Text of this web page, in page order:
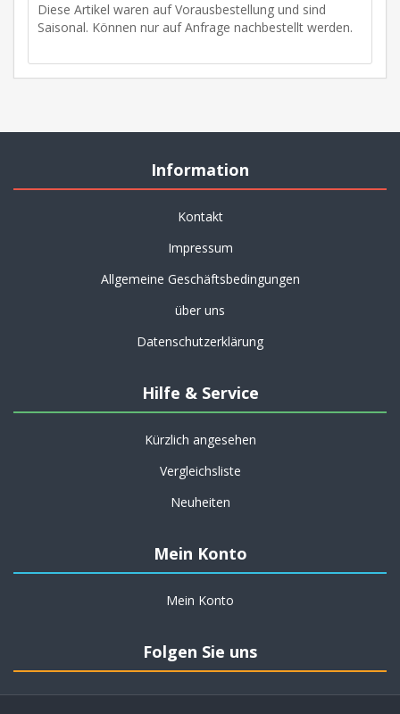
Diese Artikel waren auf Vorausbestellung und sind
Saisonal. Können nur auf Anfrage nachbestellt werden.
Information
Kontakt
Impressum
Allgemeine Geschäftsbedingungen
über uns
Datenschutzerklärung
Hilfe & Service
Kürzlich angesehen
Vergleichsliste
Neuheiten
Mein Konto
Mein Konto
Folgen Sie uns